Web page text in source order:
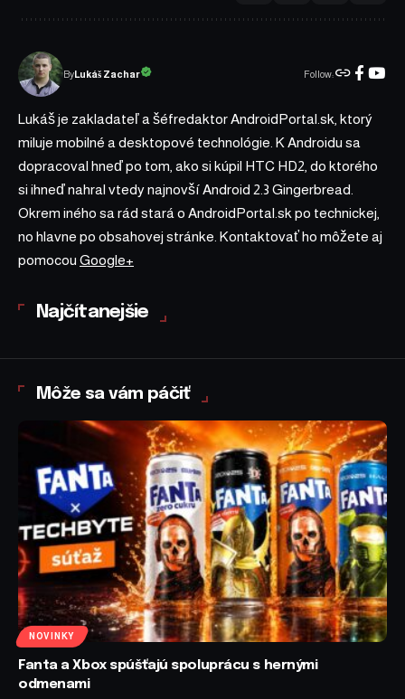
ByLukáš Zachar Follow:
Lukáš je zakladateľ a šéfredaktor AndroidPortal.sk, ktorý
miluje mobilné a desktopové technológie. K Androidu sa
dopracoval hneď po tom, ako si kúpil HTC HD2, do ktorého
si ihneď nahral vtedy najnovší Android 2.3 Gingerbread.
Okrem iného sa rád stará o AndroidPortal.sk po technickej,
no hlavne po obsahovej stránke. Kontaktovať ho môžete aj
pomocou Google+
Najčítanejšie
Môže sa vám páčiť
NOVINKY
Fanta a Xbox spúšťajú spoluprácu s hernými
odmenami